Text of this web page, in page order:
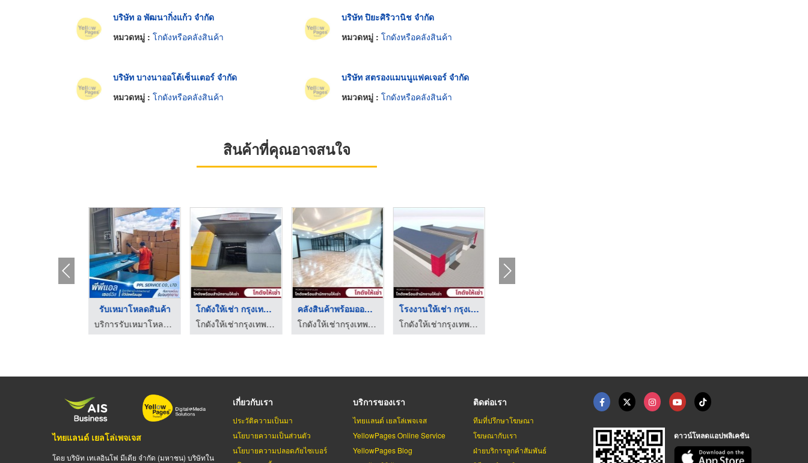
บริษัท อ พัฒนากิ่งแก้ว จำกัด
หมวดหมู่ : โกดังหรือคลังสินค้า
บริษัท ปิยะศิริวานิช จำกัด
หมวดหมู่ : โกดังหรือคลังสินค้า
บริษัท บางนาออโต้เซ็นเตอร์ จำกัด
หมวดหมู่ : โกดังหรือคลังสินค้า
บริษัท สตรองแมนนูแฟคเจอร์ จำกัด
หมวดหมู่ : โกดังหรือคลังสินค้า
สินค้าที่คุณอาจสนใจ
รับเหมาโหลดสินค้า
บริการรับเหมาโหลดสินค้า - พีพีแอล เซอร์วิส
โกดังให้เช่า กรุงเทพ ...
โกดังให้เช่ากรุงเทพ สายไหม
คลังสินค้าพร้อมออฟฟิ ...
โกดังให้เช่ากรุงเทพ สายไหม
โรงงานให้เช่า กรุงเท ...
โกดังให้เช่ากรุงเทพ สายไหม
ไทยแลนด์ เยลโล่เพจเจส
โดย บริษัท เทเลอินโฟ มีเดีย จำกัด (มหาชน) บริษัทใน
เกี่ยวกับเรา
ประวัติความเป็นมา
นโยบายความเป็นส่วนตัว
นโยบายความปลอดภัยไซเบอร์
บริการของเรา
ไทยแลนด์ เยลโล่เพจเจส
YellowPages Online Service
YellowPages Blog
ติดต่อเรา
ทีมที่ปรึกษาโฆษณา
โฆษณากับเรา
ฝ่ายบริการลูกค้าสัมพันธ์
ดาวน์โหลดแอปพลิเคชัน